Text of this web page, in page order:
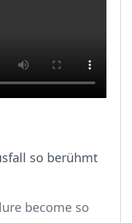
so berühmt
become so